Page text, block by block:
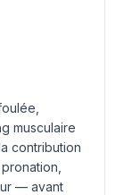
musculaire
contribution
— avant